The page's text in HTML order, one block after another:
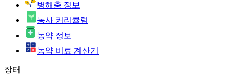
병해충 정보
농사 커리큘럼
농약 정보
농약 비료 계산기
장터